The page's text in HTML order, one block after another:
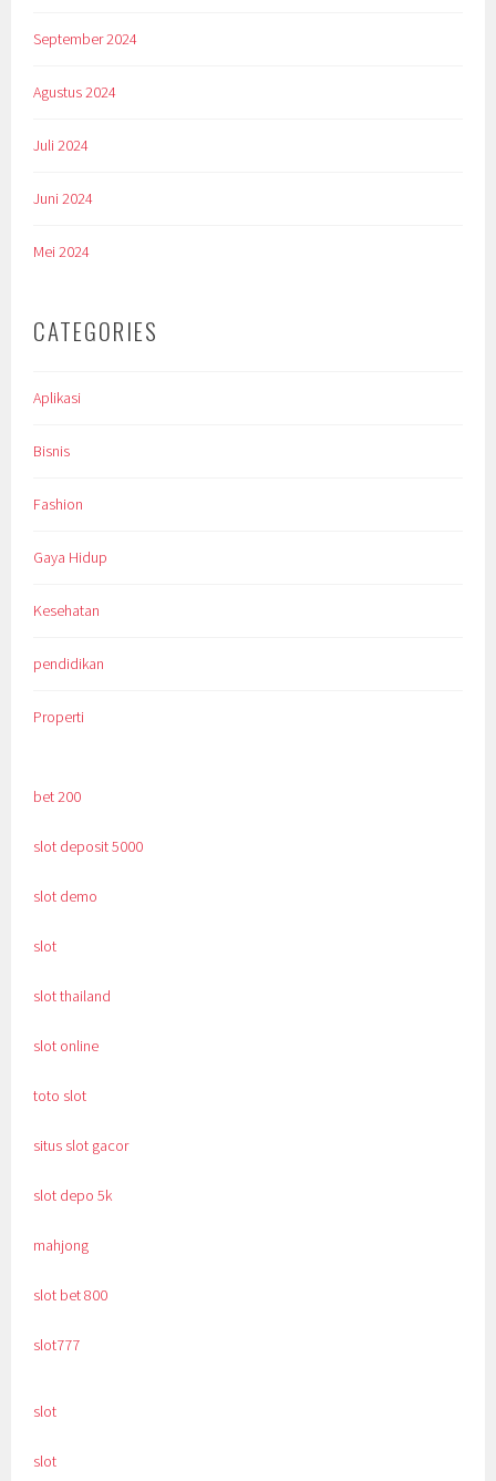
September 2024
Agustus 2024
Juli 2024
Juni 2024
Mei 2024
CATEGORIES
Aplikasi
Bisnis
Fashion
Gaya Hidup
Kesehatan
pendidikan
Properti
bet 200
slot deposit 5000
slot demo
slot
slot thailand
slot online
toto slot
situs slot gacor
slot depo 5k
mahjong
slot bet 800
slot777
slot
slot